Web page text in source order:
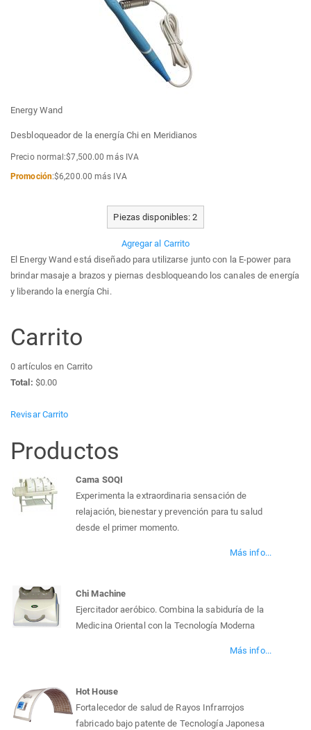
Energy Wand
Desbloqueador de la energía Chi en Meridianos
Precio normal:$7,500.00 más IVA
Promoción:$6,200.00 más IVA
Piezas disponibles: 2
Agregar al Carrito
El Energy Wand está diseñado para utilizarse junto con la E-power para
brindar masaje a brazos y piernas desbloqueando los canales de energía
y liberando la energía Chi.
Carrito
0 artículos en Carrito
Total: $0.00
Revisar Carrito
Productos
Cama SOQI
Experimenta la extraordinaria sensación de
relajación, bienestar y prevención para tu salud
desde el primer momento.
Más info...
Chi Machine
Ejercitador aeróbico. Combina la sabiduría de la
Medicina Oriental con la Tecnología Moderna
Más info...
Hot House
Fortalecedor de salud de Rayos Infrarrojos
fabricado bajo patente de Tecnología Japonesa